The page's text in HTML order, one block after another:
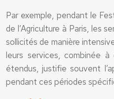
Par exemple, pendant le
de l’Agriculture à Paris, les
sollicités de manière
leurs services, combinée à
étendus, justifie souvent
pendant ces périodes